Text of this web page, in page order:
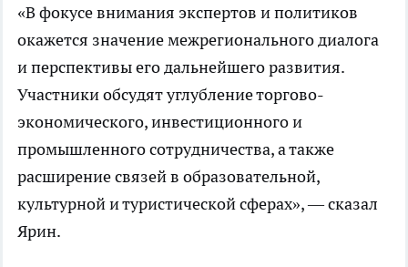
«В фокусе внимания экспертов и политиков
окажется значение межрегионального диалога
и перспективы его дальнейшего развития.
Участники обсудят углубление торгово-
экономического, инвестиционного и
промышленного сотрудничества, а также
расширение связей в образовательной,
культурной и туристической сферах», — сказал
Ярин.